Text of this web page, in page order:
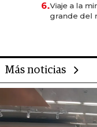
6.Viaje a la
grande del
Más noticias